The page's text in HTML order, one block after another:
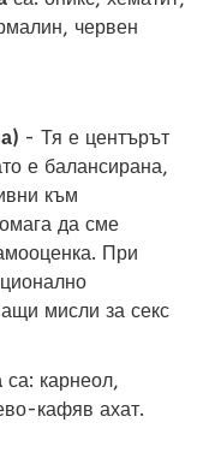
червен
- Тя е центърът
е балансирана,
към
да сме
При
мисли за секс
са: карнеол,
кафяв ахат.